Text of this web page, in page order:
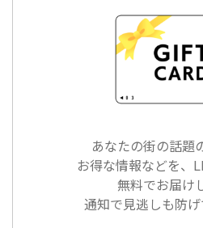
あなたの街の話題
お得な情報などを、
無料でお届け
通知で見逃しも防げ